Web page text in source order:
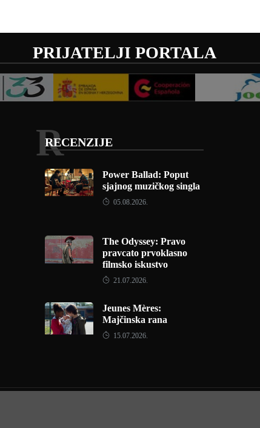
PRIJATELJI PORTALA
RECENZIJE
R
Power Ballad: Poput
sjajnog muzičkog singla
05.08.2026.
The Odyssey: Pravo
pravcato prvoklasno
filmsko iskustvo
21.07.2026.
Jeunes Mères:
Majčinska rana
15.07.2026.